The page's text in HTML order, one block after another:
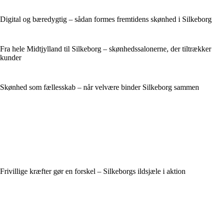
Digital og bæredygtig – sådan formes fremtidens skønhed i Silkeborg
Fra hele Midtjylland til Silkeborg – skønhedssalonerne, der tiltrækker
kunder
Skønhed som fællesskab – når velvære binder Silkeborg sammen
Frivillige kræfter gør en forskel – Silkeborgs ildsjæle i aktion